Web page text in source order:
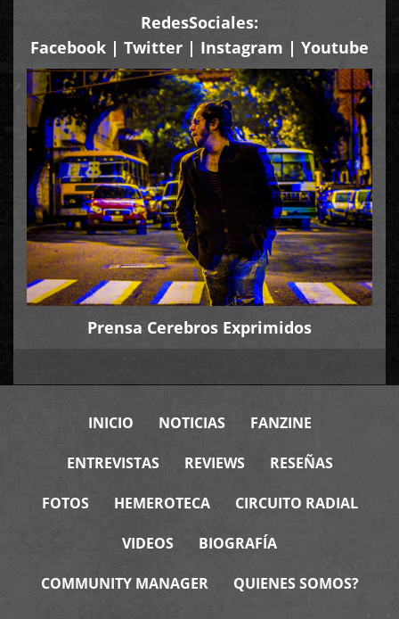
RedesSociales:
Facebook | Twitter | Instagram | Youtube
Prensa Cerebros Exprimidos
INICIO NOTICIAS FANZINE
ENTREVISTAS REVIEWS RESEÑAS
FOTOS HEMEROTECA CIRCUITO RADIAL
VIDEOS BIOGRAFÍA
COMMUNITY MANAGER QUIENES SOMOS?